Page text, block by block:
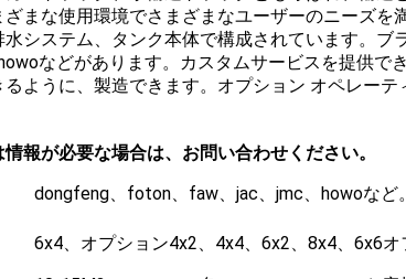
ざまな使用環境でさまざまなユーザーのニーズ
システム、タンク本体で構成されています。ブ
などがあります。カスタムサービスを提供で
ように、製造できます。オプション オペレー
報が必要な場合は、お問い合わせください。
dongfeng、foton、faw、jac、jmc、howoなど
6x4、オプション4x2、4x4、6x2、8x4、6x6オ